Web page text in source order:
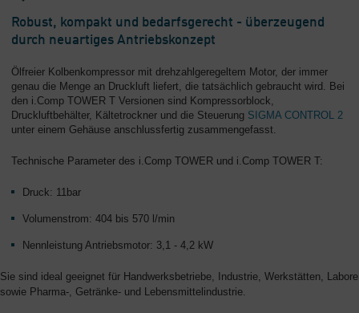
Robust, kompakt und bedarfsgerecht - überzeugend
durch neuartiges Antriebskonzept
Ölfreier Kolbenkompressor mit drehzahlgeregeltem Motor, der immer
genau die Menge an Druckluft liefert, die tatsächlich gebraucht wird. Bei
den i.Comp TOWER T Versionen sind Kompressorblock,
Druckluftbehälter, Kältetrockner und die Steuerung SIGMA CONTROL 2
unter einem Gehäuse anschlussfertig zusammengefasst.
Technische Parameter des i.Comp TOWER und i.Comp TOWER T:
Druck: 11bar
Volumenstrom: 404 bis 570 l/min
Nennleistung Antriebsmotor: 3,1 - 4,2 kW
Sie sind ideal geeignet für Handwerksbetriebe, Industrie, Werkstätten, Labore
sowie Pharma-, Getränke- und Lebensmittelindustrie.